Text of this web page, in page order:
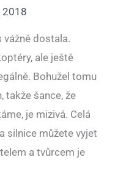
2018
vážně dostala.
ale ještě
Bohužel tomu
takže šance, že
je mizivá. Celá
silnice můžete vyjet
a tvůrcem je